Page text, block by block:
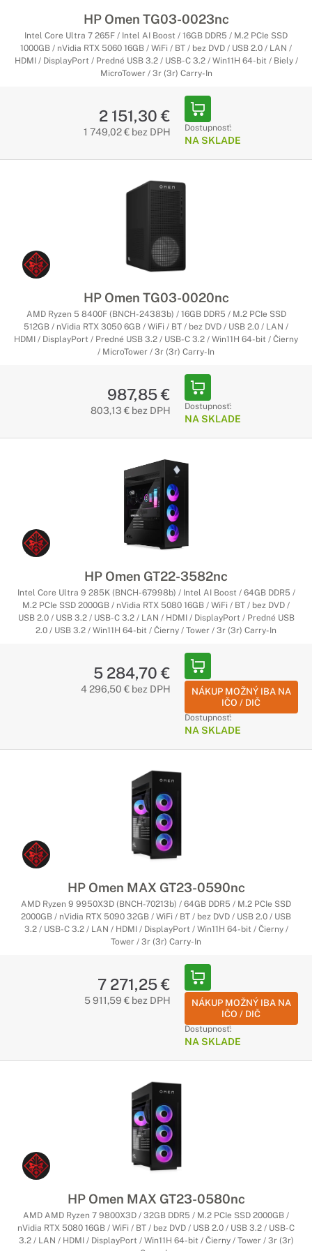
HP Omen TG03-0023nc
Intel Core Ultra 7 265F / Intel AI Boost / 16GB DDR5 / M.2 PCIe SSD
1000GB / nVidia RTX 5060 16GB / WiFi / BT / bez DVD / USB 2.0 / LAN /
HDMI / DisplayPort / Predné USB 3.2 / USB-C 3.2 / Win11H 64-bit / Biely /
MicroTower / 3r (3r) Carry-In
2 151,30 €
1 749,02 € bez DPH Dostupnosť:
NA SKLADE
HP Omen TG03-0020nc
AMD Ryzen 5 8400F (BNCH-24383b) / 16GB DDR5 / M.2 PCIe SSD
512GB / nVidia RTX 3050 6GB / WiFi / BT / bez DVD / USB 2.0 / LAN /
HDMI / DisplayPort / Predné USB 3.2 / USB-C 3.2 / Win11H 64-bit / Čierny
/ MicroTower / 3r (3r) Carry-In
987,85 €
803,13 € bez DPH Dostupnosť:
NA SKLADE
HP Omen GT22-3582nc
Intel Core Ultra 9 285K (BNCH-67998b) / Intel AI Boost / 64GB DDR5 /
M.2 PCIe SSD 2000GB / nVidia RTX 5080 16GB / WiFi / BT / bez DVD /
USB 2.0 / USB 3.2 / USB-C 3.2 / LAN / HDMI / DisplayPort / Predné USB
2.0 / USB 3.2 / Win11H 64-bit / Čierny / Tower / 3r (3r) Carry-In
5 284,70 €
4 296,50 € bez DPH
NÁKUP MOŽNÝ IBA NA
IČO / DIČ
Dostupnosť:
NA SKLADE
HP Omen MAX GT23-0590nc
AMD Ryzen 9 9950X3D (BNCH-70213b) / 64GB DDR5 / M.2 PCIe SSD
2000GB / nVidia RTX 5090 32GB / WiFi / BT / bez DVD / USB 2.0 / USB
3.2 / USB-C 3.2 / LAN / HDMI / DisplayPort / Win11H 64-bit / Čierny /
Tower / 3r (3r) Carry-In
7 271,25 €
5 911,59 € bez DPH
NÁKUP MOŽNÝ IBA NA
IČO / DIČ
Dostupnosť:
NA SKLADE
HP Omen MAX GT23-0580nc
AMD AMD Ryzen 7 9800X3D / 32GB DDR5 / M.2 PCIe SSD 2000GB /
nVidia RTX 5080 16GB / WiFi / BT / bez DVD / USB 2.0 / USB 3.2 / USB-C
3.2 / LAN / HDMI / DisplayPort / Win11H 64-bit / Čierny / Tower / 3r (3r)